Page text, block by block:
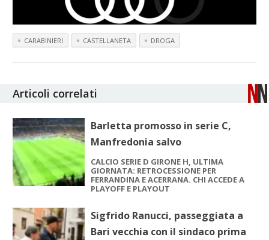
CARABINIERI CASTELLANETA DROGA
Articoli correlati
Barletta promosso in serie C,
Manfredonia salvo
CALCIO SERIE D GIRONE H, ULTIMA
GIORNATA: RETROCESSIONE PER
FERRANDINA E ACERRANA. CHI ACCEDE A
PLAYOFF E PLAYOUT
Sigfrido Ranucci, passeggiata a
Bari vecchia con il sindaco prima